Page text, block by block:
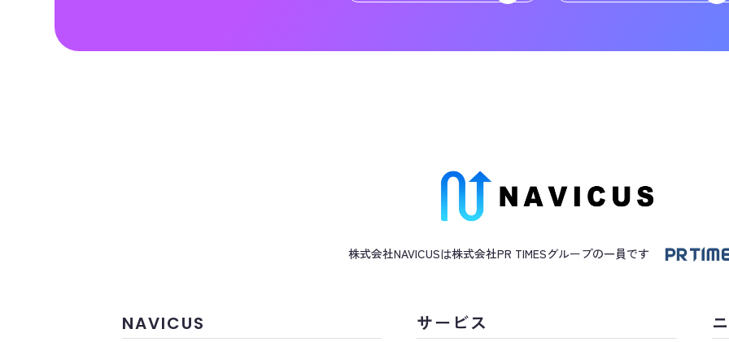
株式会社NAVICUSは株式会社PR TIMESグループの一員です
NAVICUS サービス